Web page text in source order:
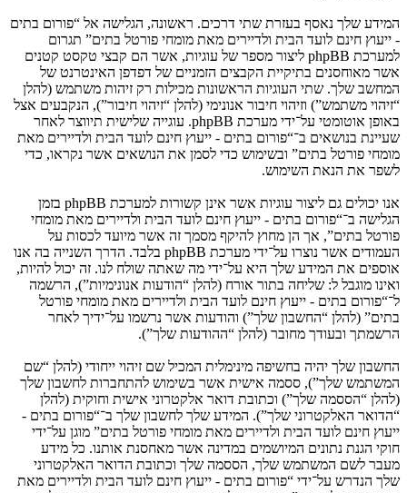
המידע שלך נאסף בעזרת שתי דרכים. ראשונה, הגלישה אל “פורום בתים
- ייעוץ חינם לועד הבית ולדיירים מאת מומחי פורטל בתים” תגרום
למערכת phpBB ליצור מספר של עוגיות, אשר הם קבצי טקסט קטנים
אשר מאוחסנים בתיקיית הקבצים הזמניים של דפדפן האינטרנט של
המחשב שלך. שתי העוגיות הראשונות מכילות רק זיהות משתמש (להלן
“זיהוי משתמש”) וזיהוי חיבור אנונימי (להלן “זיהוי חיבור”), הנקבעים אצל
באופן אוטומטי על־ידי מערכת phpBB. עוגייה שלישית תיווצר לאחר
שעיינת בנושאים ב־“פורום בתים - ייעוץ חינם לועד הבית ולדיירים מאת
מומחי פורטל בתים” ובשימוש כדי לסמן את הנושאים אשר נקראו, כדי
לשפר את הנאת השימוש.
אנו יכולים גם ליצור עוגיות אשר אינן קשורות למערכת phpBB בזמן
הגלישה ב־“פורום בתים - ייעוץ חינם לועד הבית ולדיירים מאת מומחי
פורטל בתים”, אך הן מחוץ להיקף מסמך זה אשר מיועד לכסות על
העמודים אשר נוצרו על־ידי מערכת phpBB בלבד. הדרך השנייה בה אנו
אוספים את המידע שלך היא על־ידי מה שאתה שולח לנו. זה יכול להיות,
ואינו מוגבל ל: שליחה בתור אורח (להלן “הודעות אנונימיות”), הרשמה
ל־“פורום בתים - ייעוץ חינם לועד הבית ולדיירים מאת מומחי פורטל
בתים” (להלן “החשבון שלך”) והודעות אשר נרשמו על־ידיך לאחר
הרשמתך ובעודך מחובר (להלן “ההודעות שלך”).
החשבון שלך יהיה בחשיפה מינימלית המכיל שם זיהוי ייחודי (להלן “שם
המשתמש שלך”), ססמה אישית אשר בשימוש להתחברות לחשבון שלך
(להלן “הססמה שלך”) וכתובת דואר אלקטרוני אישית וחוקית (להלן
“הדואר האלקטרוני שלך”). המידע שלך לחשבון שלך ב־“פורום בתים -
ייעוץ חינם לועד הבית ולדיירים מאת מומחי פורטל בתים” מוגן על־ידי
חוקי הגנת נתונים המיושמים במדינה אשר מאחסנת אותנו. כל מידע
מעבר לשם המשתמש שלך, הססמה שלך וכתובת הדואר האלקטרוני
שלך הנדרש על־ידי “פורום בתים - ייעוץ חינם לועד הבית ולדיירים מאת